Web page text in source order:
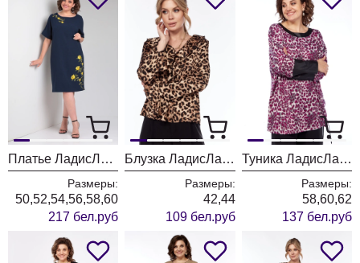
Платье ЛадисЛайн 1554 темно синий
Размеры:
50,52,54,56,58,60
217 бел.руб
Блузка ЛадисЛайн 1552 леопард
Размеры:
42,44
109 бел.руб
Туника ЛадисЛайн 1550 леопард
Размеры:
58,60,62
137 бел.руб